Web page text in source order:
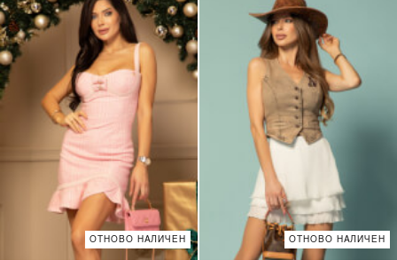
ОТНОВО НАЛИЧЕН ОТНОВО НАЛИЧЕН